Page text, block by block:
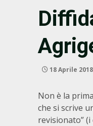
18 Aprile 2018
Non è la
che si scrive
revisionato”